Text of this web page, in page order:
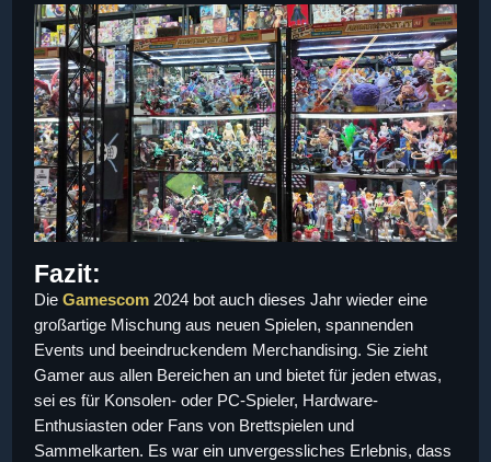
Fazit:
Die Gamescom 2024 bot auch dieses Jahr wieder eine
großartige Mischung aus neuen Spielen, spannenden
Events und beeindruckendem Merchandising. Sie zieht
Gamer aus allen Bereichen an und bietet für jeden etwas,
sei es für Konsolen- oder PC-Spieler, Hardware-
Enthusiasten oder Fans von Brettspielen und
Sammelkarten. Es war ein unvergessliches Erlebnis, dass